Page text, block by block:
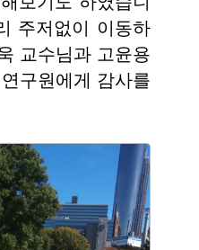
주저없이 이동하
교수님과 고윤용
구원에게 감사를